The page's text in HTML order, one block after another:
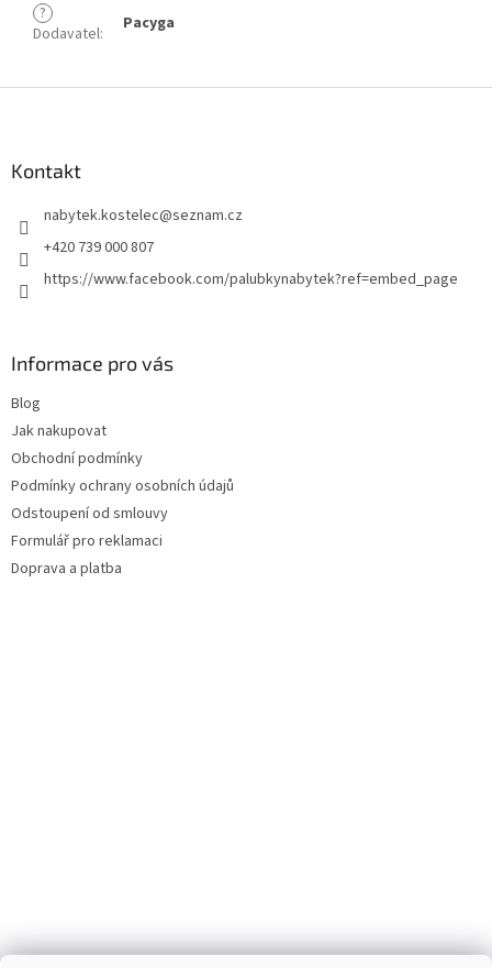
?
Dodavatel: Pacyga
Kontakt
nabytek.kostelec@seznam.cz
+420 739 000 807
https://www.facebook.com/palubkynabytek?ref=embed_page
Informace pro vás
Blog
Jak nakupovat
Obchodní podmínky
Podmínky ochrany osobních údajů
Odstoupení od smlouvy
Formulář pro reklamaci
Doprava a platba
Facebook